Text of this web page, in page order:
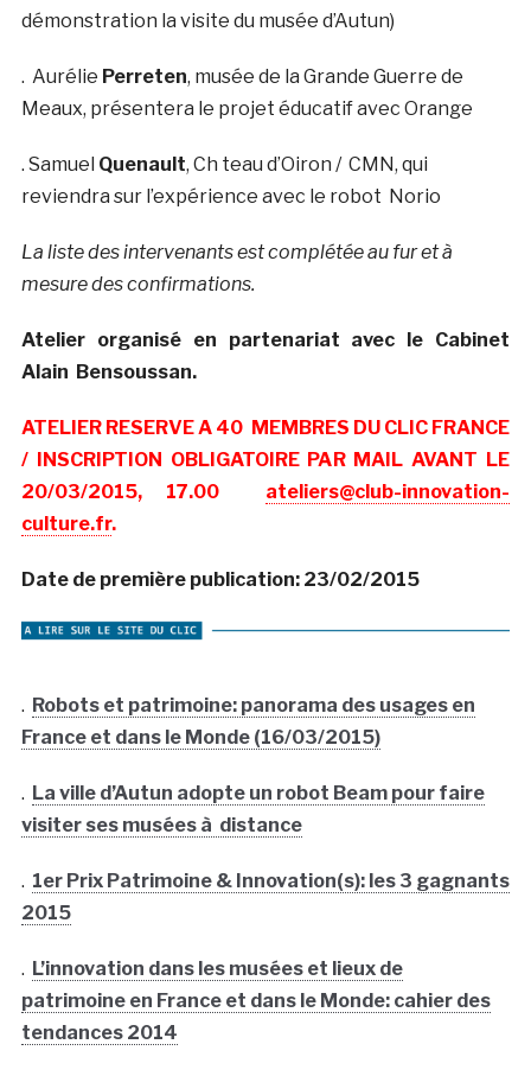
démonstration la visite du musée d’Autun)
. Aurélie Perreten, musée de la Grande Guerre de
Meaux, présentera le projet éducatif avec Orange
. Samuel Quenault, Ch teau d’Oiron / CMN, qui
reviendra sur l’expérience avec le robot Norio
La liste des intervenants est complétée au fur et à
mesure des confirmations.
Atelier organisé en partenariat avec le Cabinet
Alain Bensoussan.
ATELIER RESERVE A 40 MEMBRES DU CLIC FRANCE
/ INSCRIPTION OBLIGATOIRE PAR MAIL AVANT LE
20/03/2015, 17.00 ateliers@club-innovation-
culture.fr.
Date de première publication: 23/02/2015
. Robots et patrimoine: panorama des usages en
France et dans le Monde (16/03/2015)
. La ville d’Autun adopte un robot Beam pour faire
visiter ses musées à distance
. 1er Prix Patrimoine & Innovation(s): les 3 gagnants
2015
. L’innovation dans les musées et lieux de
patrimoine en France et dans le Monde: cahier des
tendances 2014